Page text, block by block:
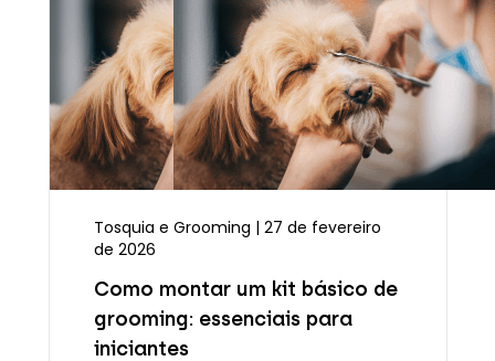
Tosquia e Grooming | 27 de fevereiro
de 2026
Como montar um kit básico de
grooming: essenciais para
iniciantes